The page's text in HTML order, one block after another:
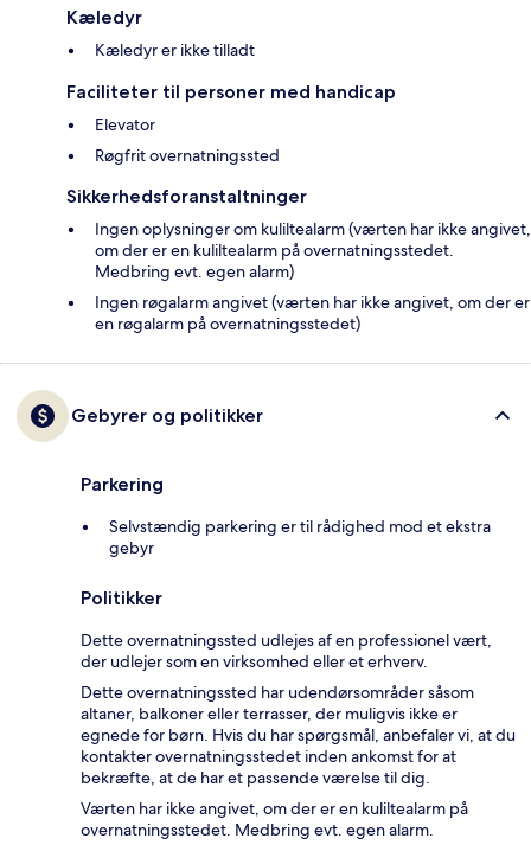
Kæledyr
Kæledyr er ikke tilladt
Faciliteter til personer med handicap
Elevator
Røgfrit overnatningssted
Sikkerhedsforanstaltninger
Ingen oplysninger om kuliltealarm (værten har ikke angivet,
om der er en kuliltealarm på overnatningsstedet.
Medbring evt. egen alarm)
Ingen røgalarm angivet (værten har ikke angivet, om der er
en røgalarm på overnatningsstedet)
Gebyrer og politikker
Parkering
Selvstændig parkering er til rådighed mod et ekstra
gebyr
Politikker
Dette overnatningssted udlejes af en professionel vært,
der udlejer som en virksomhed eller et erhverv.
Dette overnatningssted har udendørsområder såsom
altaner, balkoner eller terrasser, der muligvis ikke er
egnede for børn. Hvis du har spørgsmål, anbefaler vi, at du
kontakter overnatningsstedet inden ankomst for at
bekræfte, at de har et passende værelse til dig.
Værten har ikke angivet, om der er en kuliltealarm på
overnatningsstedet. Medbring evt. egen alarm.